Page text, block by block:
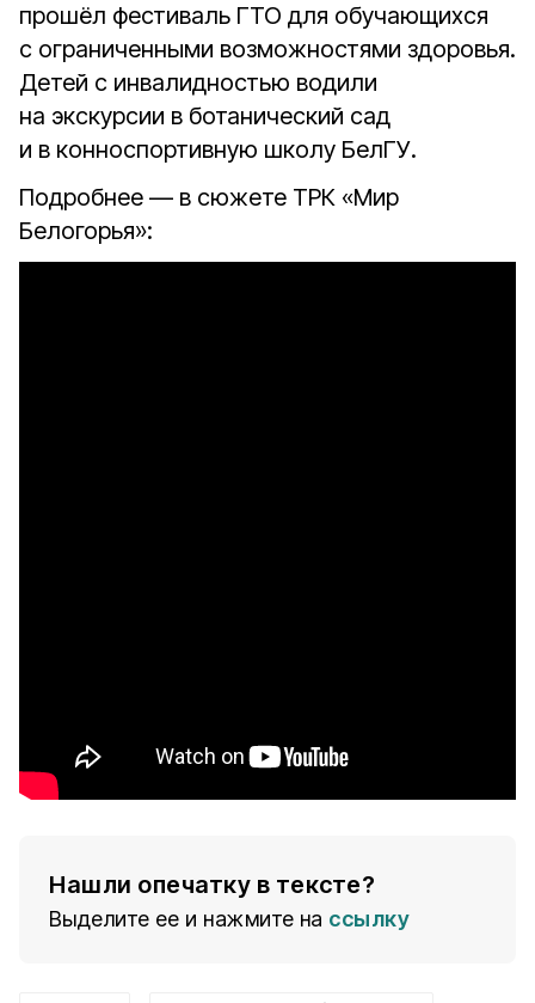
прошёл фестиваль ГТО для обучающихся
с ограниченными возможностями здоровья.
Детей с инвалидностью водили
на экскурсии в ботанический сад
и в конноспортивную школу БелГУ.
Подробнее — в сюжете ТРК «Мир
Белогорья»:
Нашли опечатку в тексте?
Выделите ее и нажмите на ссылку